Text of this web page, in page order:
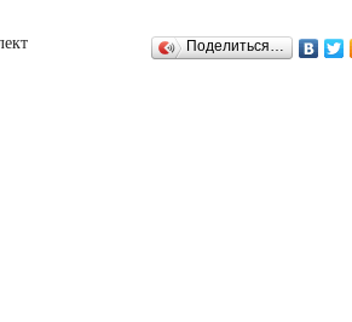
Поделиться…